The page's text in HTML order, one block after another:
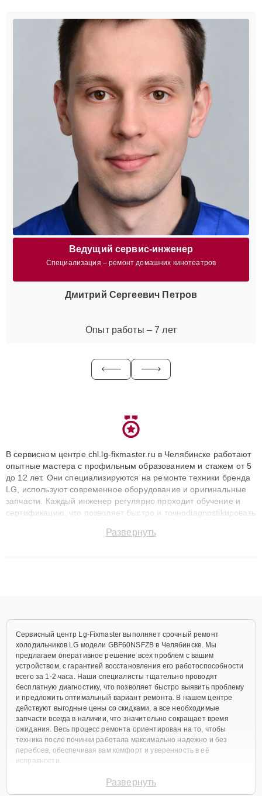
Ведущий сервис-инженер
Специализация – ремонт домашних кинотеатров
Дмитрий Сергеевич Петров
Опыт работы – 7 лет
В сервисном центре chl.lg-fixmaster.ru в Челябинске работают
опытные мастера с профильным образованием и стажем от 5
до 12 лет. Они специализируются на ремонте техники бренда
LG, используют современное оборудование и оригинальные
запчасти. Каждый инженер регулярно проходит обучение и
сертификацию, что позволяет быстро и точноdiagnostikировать
до 3 лет. Наши мастера решают сложные случаи: от замены
Развернуть
Сервисный центр Lg-Fixmaster выполняет срочный ремонт
холодильников LG модели GBF60NSFZB в Челябинске. Мы
предлагаем оперативное решение всех проблем с вашим
устройством, с гарантией восстановления его работоспособности
всего за 1-2 часа. Наши специалисты тщательно проводят
бесплатную диагностику, что позволяет быстро выявить проблему
и предложить оптимальный вариант ремонта. В нашем центре
действуют выгодные цены со скидками, а все необходимые
запчасти всегда в наличии, что значительно сокращает время
ожидания. Весь процесс ремонта ориентирован на то, чтобы
техника после починки работала максимально надежно и без
перебоев, обеспечивая вам комфорт и уверенность в её
исправности.
Виды используемых
Развернуть